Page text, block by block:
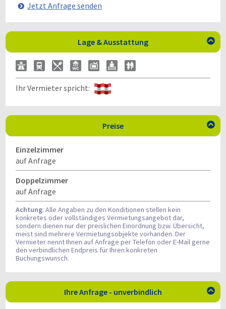
Jetzt Anfrage senden
Lage & Ausstattung 
Ihr Vermieter spricht:
Preise 
Einzelzimmer
auf Anfrage
Doppelzimmer
auf Anfrage
Achtung: Alle Angaben zu den Konditionen stellen kein
konkretes oder vollständiges Vermietungsangebot dar,
sondern dienen nur der preislichen Einordnung bzw. Übersicht,
meist sind mehrere Vermietungsobjekte vorhanden. Der
Vermieter nennt Ihnen auf Anfrage per Telefon oder E-Mail gerne
den verbindlichen Endpreis für Ihren konkreten
Buchungswunsch.
Ihre Anfrage - unverbindlich 